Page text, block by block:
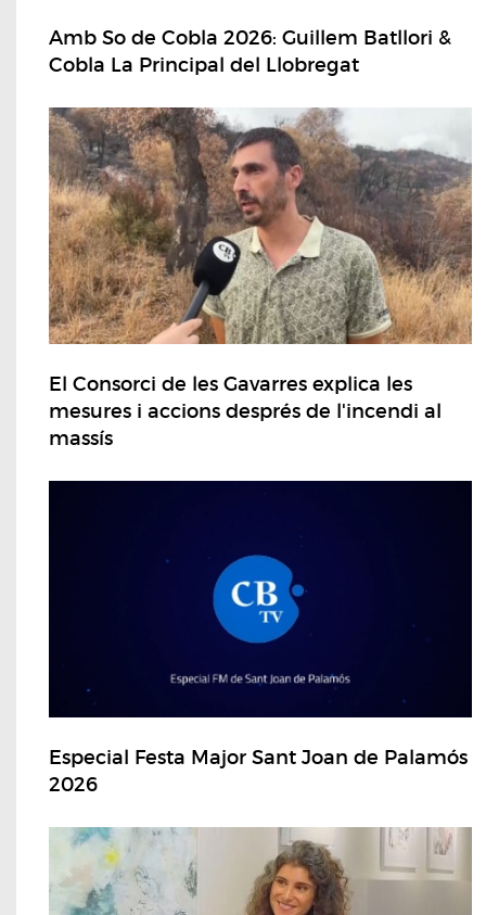
Amb So de Cobla 2026: Guillem Batllori &
Cobla La Principal del Llobregat
El Consorci de les Gavarres explica les
mesures i accions després de l'incendi al
massís
Especial Festa Major Sant Joan de Palamós
2026